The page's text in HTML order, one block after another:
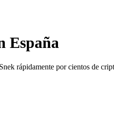
España
rápidamente por cientos de